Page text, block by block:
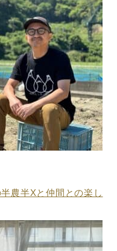
農半Xと仲間との楽し